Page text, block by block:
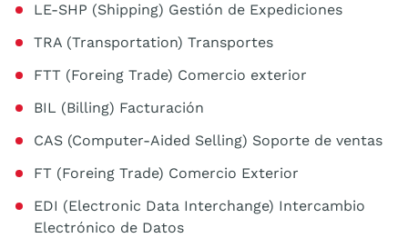
LE-SHP (Shipping) Gestión de Expediciones
TRA (Transportation) Transportes
FTT (Foreing Trade) Comercio exterior
BIL (Billing) Facturación
CAS (Computer-Aided Selling) Soporte de ventas
FT (Foreing Trade) Comercio Exterior
EDI (Electronic Data Interchange) Intercambio
Electrónico de Datos